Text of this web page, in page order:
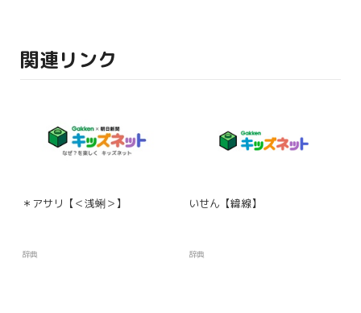
関連リンク
＊アサリ【＜浅蜊＞】
辞典
いせん【緯線】
辞典